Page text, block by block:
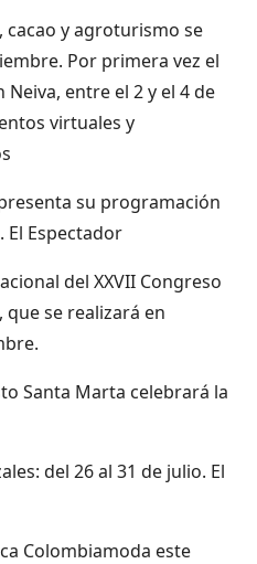
y agroturismo se
Por primera vez el
Neiva, entre el 2 y el 4 de
virtuales y
su programación
El Espectador
del XXVII Congreso
se realizará en
Santa Marta celebrará la
del 26 al 31 de julio. El
Colombiamoda este